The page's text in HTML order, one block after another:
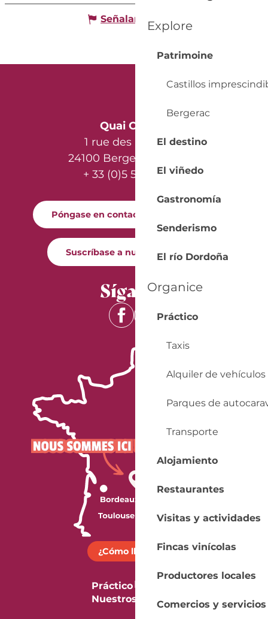
Explore
Patrimoine
Castillos
Bergerac
El destino
El viñedo
Gastronomía
Senderismo
El río Dordoña
Organice
Práctico
Taxis
Alquiler de vehículos
Parques de
Transporte
Alojamiento
Restaurantes
Visitas y actividades
Fincas vinícolas
Productores locales
Comercios y servicios
Señalar un error
Quai Cyrano
1 rue des Récollets
24100 Bergerac - France
+ 33 (0)5 53 57 03 11
Póngase en contacto con nosotros
Suscríbase a nuestro boletín
Síganos
¿Cómo llegar?
Práctico
Nuestros folletos